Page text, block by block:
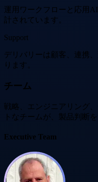
運用ワークフローと応用
計されています。
Support
デリバリーは顧客、連携
ります。
チーム
戦略、エンジニアリング
トなチームが、製品判断
Executive Team